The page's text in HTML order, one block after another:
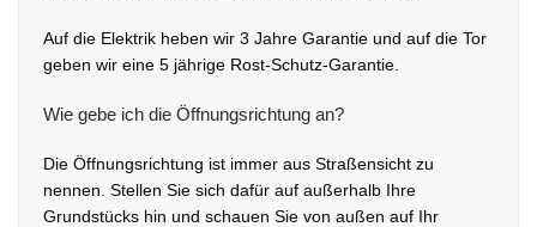
Auf die Elektrik heben wir 3 Jahre Garantie und auf die Tor
geben wir eine 5 jährige Rost-Schutz-Garantie.
Wie gebe ich die Öffnungsrichtung an?
Die Öffnungsrichtung ist immer aus Straßensicht zu
nennen. Stellen Sie sich dafür auf außerhalb Ihre
Grundstücks hin und schauen Sie von außen auf Ihr